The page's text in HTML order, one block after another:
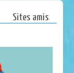
Sites amis